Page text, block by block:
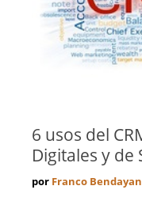
6 usos del
Digitales y de
por Franco Bendayan